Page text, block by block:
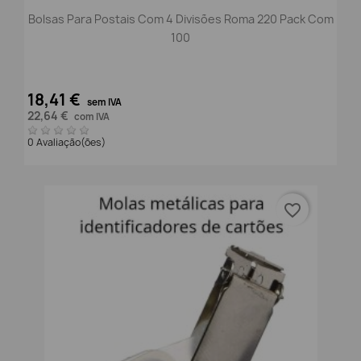
Bolsas Para Postais Com 4 Divisões Roma 220 Pack Com
100
18,41 € sem IVA
22,64 € com IVA
0 Avaliação(ões)
favorite_border